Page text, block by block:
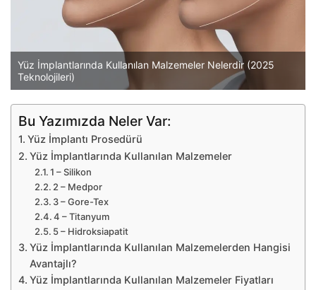
Yüz İmplantlarında Kullanılan Malzemeler Nelerdir (2025
Teknolojileri)
Bu Yazımızda Neler Var:
Yüz İmplantı Prosedürü
Yüz İmplantlarında Kullanılan Malzemeler
1 – Silikon
2 – Medpor
3 – Gore-Tex
4 – Titanyum
5 – Hidroksiapatit
Yüz İmplantlarında Kullanılan Malzemelerden Hangisi
Avantajlı?
Yüz İmplantlarında Kullanılan Malzemeler Fiyatları